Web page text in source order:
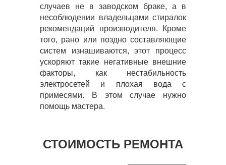
случаев не в заводском браке, а в
несоблюдении владельцами стиралок
рекомендаций производителя. Кроме
того, рано или поздно составляющие
систем изнашиваются, этот процесс
ускоряют такие негативные внешние
факторы, как нестабильность
электросетей и плохая вода с
примесями. В этом случае нужно
помощь мастера.
СТОИМОСТЬ РЕМОНТА